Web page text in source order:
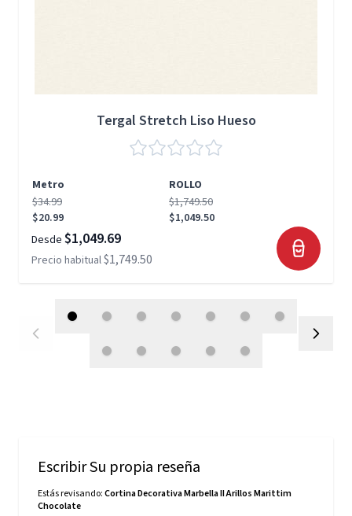
Tergal Stretch Liso Hueso
Metro
ROLLO
$34.99
$20.99
$1,749.50
$1,049.50
Desde $1,049.69
Precio habitual$1,749.50
Escribir Su propia reseña
Estás revisando:Cortina Decorativa Marbella II Arillos Marittim
Chocolate